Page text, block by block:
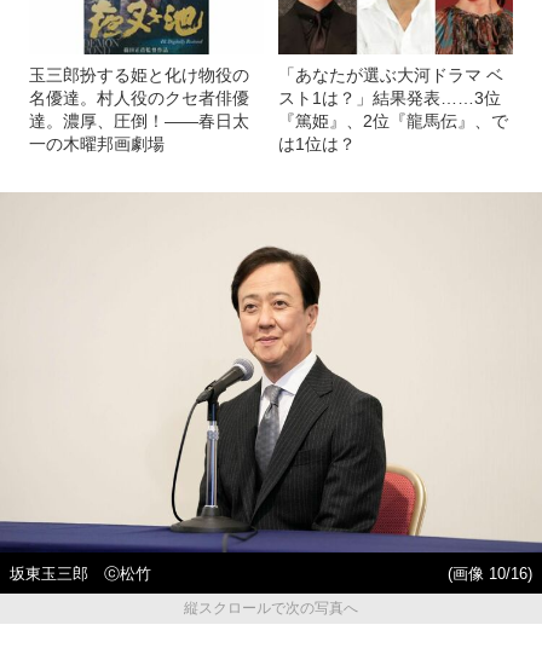
玉三郎扮する姫と化け物役の
名優達。村人役のクセ者俳優
達。濃厚、圧倒！――春日太
一の木曜邦画劇場
「あなたが選ぶ大河ドラマ ベ
スト1は？」結果発表……3位
『篤姫』、2位『龍馬伝』、で
は1位は？
坂東玉三郎 ⓒ松竹
(画像 10/16)
縦スクロールで次の写真へ